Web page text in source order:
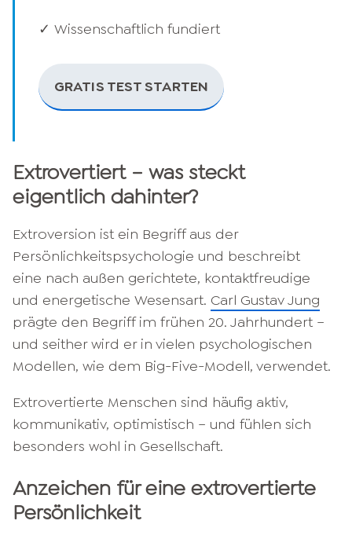
✓ Wissenschaftlich fundiert
GRATIS TEST STARTEN
Extrovertiert – was steckt
eigentlich dahinter?
Extroversion ist ein Begriff aus der
Persönlichkeitspsychologie und beschreibt
eine nach außen gerichtete, kontaktfreudige
und energetische Wesensart. Carl Gustav Jung
prägte den Begriff im frühen 20. Jahrhundert –
und seither wird er in vielen psychologischen
Modellen, wie dem Big-Five-Modell, verwendet.
Extrovertierte Menschen sind häufig aktiv,
kommunikativ, optimistisch – und fühlen sich
besonders wohl in Gesellschaft.
Anzeichen für eine extrovertierte
Persönlichkeit